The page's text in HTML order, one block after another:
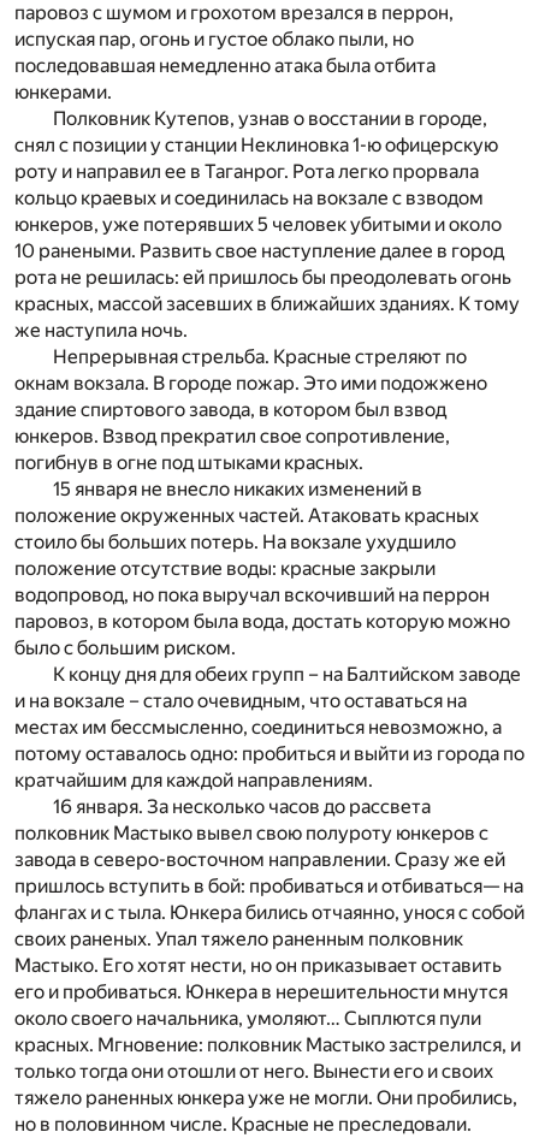
паровоз с шумом и грохотом врезался в перрон,
испуская пар, огонь и густое облако пыли, но
последовавшая немедленно атака была отбита
юнкерами.
Полковник Кутепов, узнав о восстании в городе,
снял с позиции у станции Неклиновка 1-ю офицерскую
роту и направил ее в Таганрог. Рота легко прорвала
кольцо краевых и соединилась на вокзале с взводом
юнкеров, уже потерявших 5 человек убитыми и около
10 ранеными. Развить свое наступление далее в город
рота не решилась: ей пришлось бы преодолевать огонь
красных, массой засевших в ближайших зданиях. К тому
же наступила ночь.
Непрерывная стрельба. Красные стреляют по
окнам вокзала. В городе пожар. Это ими подожжено
здание спиртового завода, в котором был взвод
юнкеров. Взвод прекратил свое сопротивление,
погибнув в огне под штыками красных.
15 января не внесло никаких изменений в
положение окруженных частей. Атаковать красных
стоило бы больших потерь. На вокзале ухудшило
положение отсутствие воды: красные закрыли
водопровод, но пока выручал вскочивший на перрон
паровоз, в котором была вода, достать которую можно
было с большим риском.
К концу дня для обеих групп – на Балтийском заводе
и на вокзале – стало очевидным, что оставаться на
местах им бессмысленно, соединиться невозможно, а
потому оставалось одно: пробиться и выйти из города по
кратчайшим для каждой направлениям.
16 января. За несколько часов до рассвета
полковник Мастыко вывел свою полуроту юнкеров с
завода в северо-восточном направлении. Сразу же ей
пришлось вступить в бой: пробиваться и отбиваться— на
флангах и с тыла. Юнкера бились отчаянно, унося с собой
своих раненых. Упал тяжело раненным полковник
Мастыко. Его хотят нести, но он приказывает оставить
его и пробиваться. Юнкера в нерешительности мнутся
около своего начальника, умоляют… Сыплются пули
красных. Мгновение: полковник Мастыко застрелился, и
только тогда они отошли от него. Вынести его и своих
тяжело раненных юнкера уже не могли. Они пробились,
но в половинном числе. Красные не преследовали.